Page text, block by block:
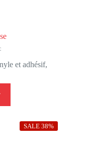
et adhésif,
SALE 38%